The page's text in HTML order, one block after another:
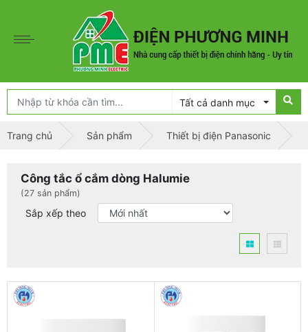
Tất cả danh mục
Trang chủ Sản phẩm Thiết bị điện Panasonic
Công tắc ổ cắm dòng Halumie
(27 sản phẩm)
Sắp xếp theo